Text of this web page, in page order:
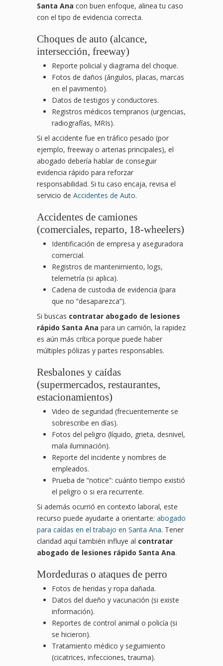
Santa Ana con buen enfoque, alinea tu caso
con el tipo de evidencia correcta.
Choques de auto (alcance,
intersección, freeway)
Reporte policial y diagrama del choque.
Fotos de daños (ángulos, placas, marcas
en el pavimento).
Datos de testigos y conductores.
Registros médicos tempranos (urgencias,
radiografías, MRIs).
Si el accidente fue en tráfico pesado (por
ejemplo, freeway o arterias principales), el
abogado debería hablar de conseguir
evidencia rápido para reforzar
responsabilidad. Si tu caso encaja, revisa el
servicio de Accidentes de Auto.
Accidentes de camiones
(comerciales, reparto, 18-wheelers)
Identificación de empresa y aseguradora
comercial.
Registros de mantenimiento, logs,
telemetría (si aplica).
Cadena de custodia de evidencia (para
que no “desaparezca”).
Si buscas contratar abogado de lesiones
rápido Santa Ana para un camión, la rapidez
es aún más crítica porque puede haber
múltiples pólizas y partes responsables.
Resbalones y caídas
(supermercados, restaurantes,
estacionamientos)
Video de seguridad (frecuentemente se
sobrescribe en días).
Fotos del peligro (líquido, grieta, desnivel,
mala iluminación).
Reporte del incidente y nombres de
empleados.
Prueba de “notice”: cuánto tiempo existió
el peligro o si era recurrente.
Si además ocurrió en contexto laboral, este
recurso puede ayudarte a orientarte: abogado
para caídas en el trabajo en Santa Ana. Tener
claridad aquí también influye al contratar
abogado de lesiones rápido Santa Ana.
Mordeduras o ataques de perro
Fotos de heridas y ropa dañada.
Datos del dueño y vacunación (si existe
información).
Reportes de control animal o policía (si
se hicieron).
Tratamiento médico y seguimiento
(cicatrices, infecciones, trauma).